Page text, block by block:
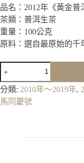
品名：2012年《黃金普
茶類：普洱生茶
重量：100公克
原料：選自最原始的千
普
洱》
分類: 2010年～2019年,
馬同慶號